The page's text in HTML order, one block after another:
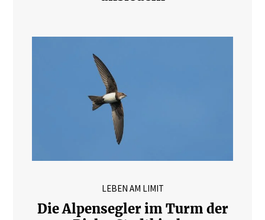
LEBEN AM LIMIT
Die Alpensegler im Turm der